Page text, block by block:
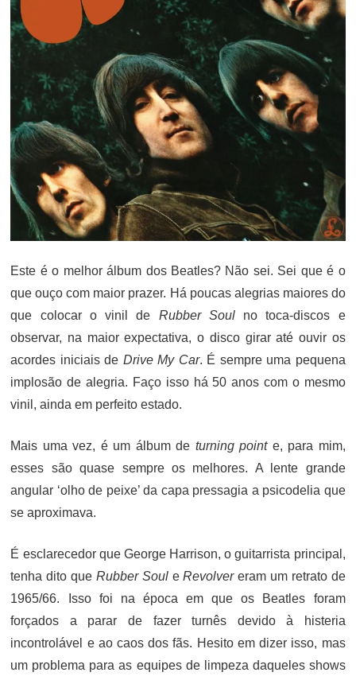
Este é o melhor álbum dos Beatles? Não sei. Sei que é o
que ouço com maior prazer. Há poucas alegrias maiores do
que colocar o vinil de Rubber Soulno toca-discos e
observar, na maior expectativa, o disco girar até ouvir os
acordes iniciais de Drive My Car. É sempre uma pequena
implosão de alegria. Faço isso há 50 anos com o mesmo
vinil, ainda em perfeito estado.
Mais uma vez, é um álbum de turning pointe, para mim,
esses são quase sempre os melhores. A lente grande
angular ‘olho de peixe’ da capa pressagia a psicodelia que
se aproximava.
É esclarecedor que George Harrison, o guitarrista principal,
tenha dito que Rubber SouleRevolvereram um retrato de
1965/66. Isso foi na época em que os Beatles foram
forçados a parar de fazer turnês devido à histeria
incontrolável e ao caos dos fãs. Hesito em dizer isso, mas
um problema para as equipes de limpeza daqueles shows